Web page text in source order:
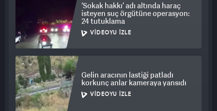
‘Sokak hakkı’ adı altında haraç
isteyen suç örgütüne operasyon:
24 tutuklama
VIDEOYU İZLE
Gelin aracının lastiği patladı
korkunç anlar kameraya yansıdı
VIDEOYU İZLE